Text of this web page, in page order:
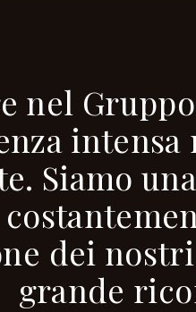
nel
Siamo
dei
grande